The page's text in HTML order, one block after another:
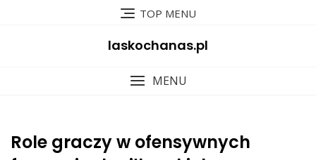
TOP MENU
laskochanas.pl
MENU
Role graczy w ofensywnych